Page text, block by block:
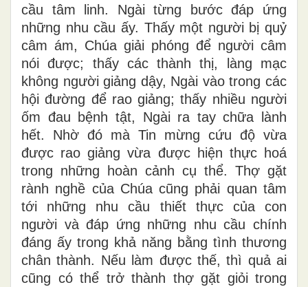
cầu tâm linh. Ngài từng bước đáp ứng
những nhu cầu ấy. Thấy một người bị quỷ
câm ám, Chúa giải phóng để người câm
nói được; thấy các thành thị, làng mạc
không người giảng dậy, Ngài vào trong các
hội đường để rao giảng; thấy nhiều người
ốm đau bệnh tật, Ngài ra tay chữa lành
hết. Nhờ đó mà Tin mừng cứu độ vừa
được rao giảng vừa được hiện thực hoá
trong những hoàn cảnh cụ thể. Thợ gặt
rành nghề của Chúa cũng phải quan tâm
tới những nhu cầu thiết thực của con
người và đáp ứng những nhu cầu chính
đáng ấy trong khả năng bằng tình thương
chân thành. Nếu làm được thế, thì quả ai
cũng có thể trở thành thợ gặt giỏi trong